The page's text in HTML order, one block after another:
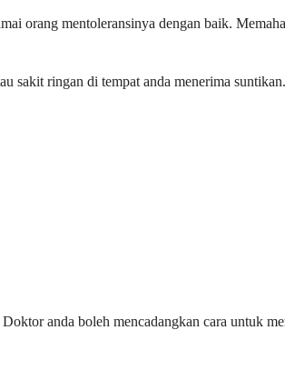
orang mentoleransinya dengan baik.
sakit ringan di tempat anda menerima
anda boleh mencadangkan cara untuk